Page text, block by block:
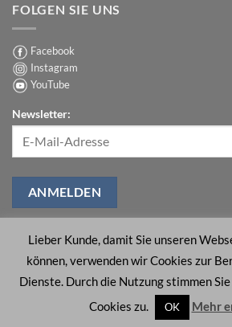
langlebigem
Glitzereffekt
FOREVER
DTF
Kreative
mit
Heißprägefolien
umsetzen
FOLGEN SIE UNS
Facebook
Instagram
YouTube
Newsletter:
DATENSCHUTZRICHTLINIEN
Copyright 2026 ©
Lieber Kunde, damit Sie unseren
können, verwenden wir Cookies zur
Dienste. Durch die Nutzung stimmen
Cookies zu.
OK Mehr